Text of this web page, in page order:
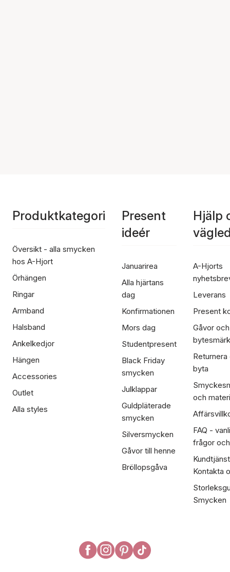
Produktkategori
Översikt - alla smycken
hos A-Hjort
Örhängen
Ringar
Armband
Halsband
Ankelkedjor
Hängen
Accessories
Outlet
Alla styles
Present
ideér
Januarirea
Alla hjärtans
dag
Konfirmationen
Mors dag
Studentpresent
Black Friday
smycken
Julklappar
Guldpläterade
smycken
Silversmycken
Gåvor till henne
Bröllopsgåva
Hjälp
A-Hjorts
Leverans
Present
Gåvor och
Returnera
byta
och
FAQ -
frågor
Kontakta
Smycken